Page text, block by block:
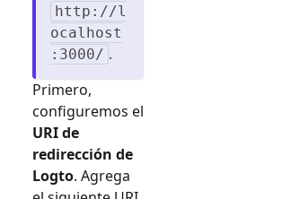
http://l
ocalhost
:3000/ .
Primero,
configuremos el
URI de
redirección de
Logto. Agrega